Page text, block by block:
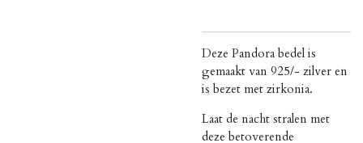
Deze Pandora bedel is
gemaakt van 925/- zilver en
is bezet met zirkonia.
Laat de nacht stralen met
deze betoverende